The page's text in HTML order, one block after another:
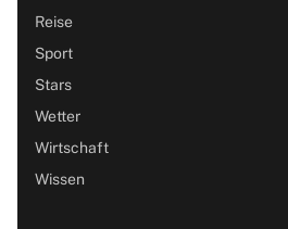
Reise
Sport
Stars
Wetter
Wirtschaft
Wissen